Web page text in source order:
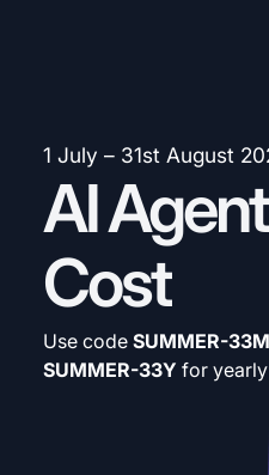
1 July – 31st August
AI
Cost
Use code SUMMER-33M
SUMMER-33Y for